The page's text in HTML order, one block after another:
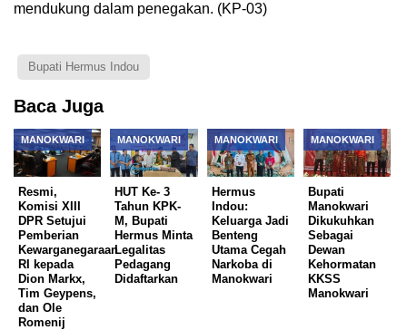
mendukung dalam penegakan. (KP-03)
Bupati Hermus Indou
Baca Juga
MANOKWARI
Resmi,
Komisi XIII
DPR Setujui
Pemberian
Kewarganegaraan
RI kepada
Dion Markx,
Tim Geypens,
dan Ole
Romenij
MANOKWARI
HUT Ke- 3
Tahun KPK-
M, Bupati
Hermus Minta
Legalitas
Pedagang
Didaftarkan
MANOKWARI
Hermus
Indou:
Keluarga Jadi
Benteng
Utama Cegah
Narkoba di
Manokwari
MANOKWARI
Bupati
Manokwari
Dikukuhkan
Sebagai
Dewan
Kehormatan
KKSS
Manokwari